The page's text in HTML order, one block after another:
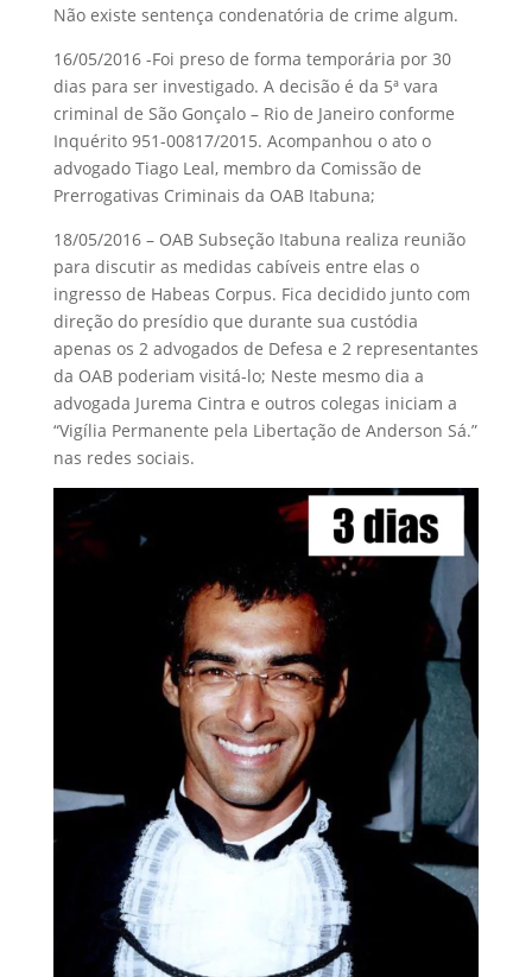
Não existe sentença condenatória de crime algum.
16/05/2016 -Foi preso de forma temporária por 30
dias para ser investigado. A decisão é da 5ª vara
criminal de São Gonçalo – Rio de Janeiro conforme
Inquérito 951-00817/2015. Acompanhou o ato o
advogado Tiago Leal, membro da Comissão de
Prerrogativas Criminais da OAB Itabuna;
18/05/2016 – OAB Subseção Itabuna realiza reunião
para discutir as medidas cabíveis entre elas o
ingresso de Habeas Corpus. Fica decidido junto com
direção do presídio que durante sua custódia
apenas os 2 advogados de Defesa e 2 representantes
da OAB poderiam visitá-lo; Neste mesmo dia a
advogada Jurema Cintra e outros colegas iniciam a
“Vigília Permanente pela Libertação de Anderson Sá.”
nas redes sociais.